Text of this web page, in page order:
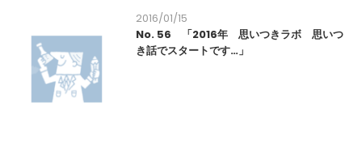
2016/01/15
No. 56 「2016年 思いつきラボ 思いつ
き話でスタートです…」